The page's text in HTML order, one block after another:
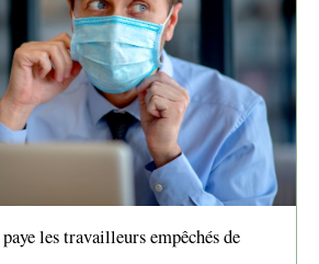
les travailleurs empêchés de